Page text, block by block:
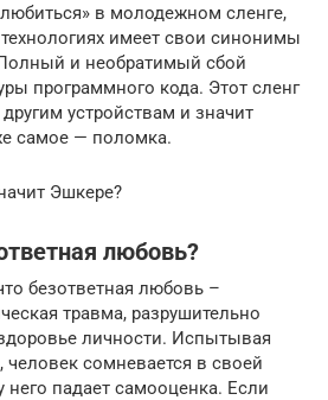
в молодежном сленге,
имеет свои синонимы
и необратимый сбой
программного кода. Этот сленг
устройствам и значит
самое — поломка.
Эшкере?
любовь?
безответная любовь –
травма, разрушительно
личности. Испытывая
человек сомневается в своей
него падает самооценка. Если